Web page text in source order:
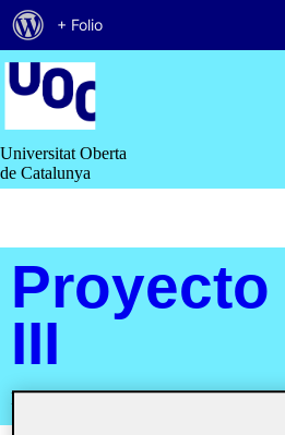
Saltar
contingut
Universitat Oberta
de Catalunya
Proyecto
III
Proyecto III
Quant
al
WordPress
+ Folio